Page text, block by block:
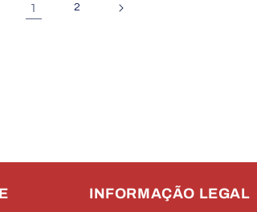
1 2
INFORMAÇÃO LEGAL